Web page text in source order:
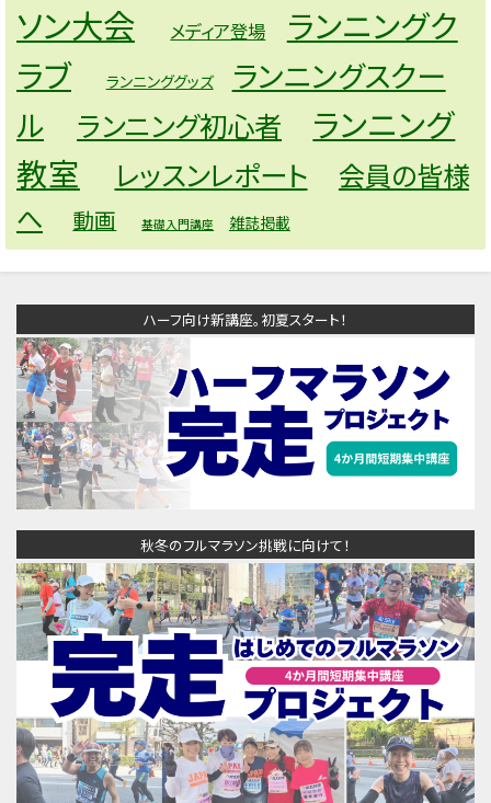
ソン大会
メディア登場
ランニングク
ラブ
ランニンググッズ
ランニングスクー
ル
ランニング初心者
ランニング
教室
レッスンレポート
会員の皆様
へ
動画 基礎入門講座 雑誌掲載
ハーフ向け新講座。初夏スタート！
秋冬のフルマラソン挑戦に向けて！